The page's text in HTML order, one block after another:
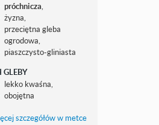
próchnicza
żyzna,
przeciętna gleba
ogrodowa,
piaszczysto-gliniasta
GLEBY
lekko kwaśna,
obojętna
szczegółów w metce